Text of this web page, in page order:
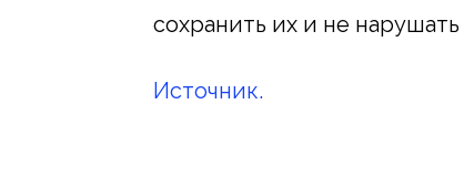
сохранить их и не
Источник.